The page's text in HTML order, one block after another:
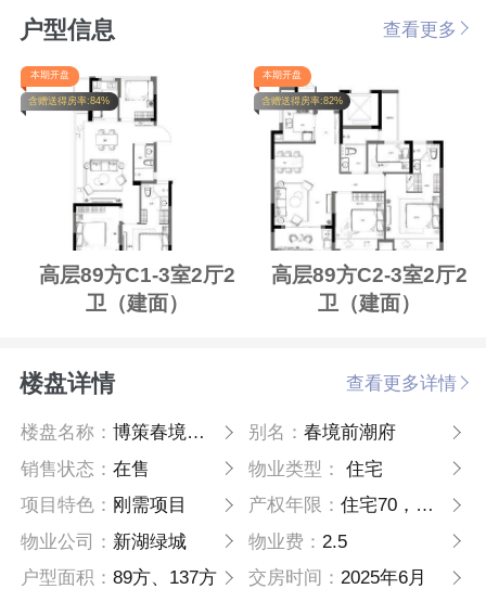
户型信息 查看更多
本期开盘
含赠送得房率:84%
高层89方C1-3室2厅2
卫（建面）
本期开盘
含赠送得房率:82%
高层89方C2-3室2厅2
卫（建面）
楼盘详情 查看更多详情
楼盘名称：博策春境前潮府 别名： 春境前潮府
销售状态：在售 物业类型：
住宅
项目特色： 刚需项目 产权年限： 住宅70，商业40年
物业公司： 新湖绿城 物业费： 2.5
户型面积：89方、137方 交房时间： 2025年6月